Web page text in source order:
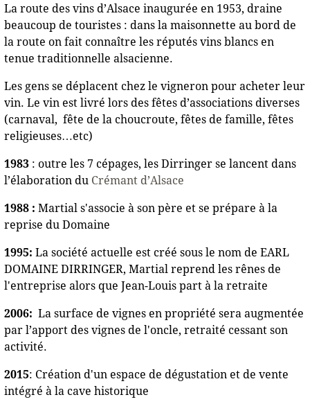
La route des vins d’Alsace inaugurée en 1953, draine
beaucoup de touristes : dans la maisonnette au bord de
la route on fait connaître les réputés vins blancs en
tenue traditionnelle alsacienne.
Les gens se déplacent chez le vigneron pour acheter leur
vin. Le vin est livré lors des fêtes d’associations diverses
(carnaval, fête de la choucroute, fêtes de famille, fêtes
religieuses…etc)
1983 : outre les 7 cépages, les Dirringer se lancent dans
l’élaboration du Crémant d’Alsace
1988 : Martial s'associe à son père et se prépare à la
reprise du Domaine
1995: La société actuelle est créé sous le nom de EARL
DOMAINE DIRRINGER, Martial reprend les rênes de
l'entreprise alors que Jean-Louis part à la retraite
2006: La surface de vignes en propriété sera augmentée
par l’apport des vignes de l'oncle, retraité cessant son
activité.
2015: Création d'un espace de dégustation et de vente
intégré à la cave historique